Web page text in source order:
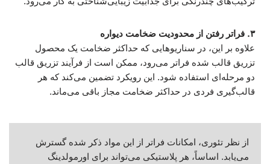
۳. فراتر رفتن از محدودیت ضخامت دیواره
علاوه بر این، در سناریوهایی که حداکثر ضخامت یک محصول
تزریق قالب شده فراتر می‌رود، ممکن است از فرآیند تزریق قالب
دو مرحله‌ای استفاده شود. این رویکرد تضمین می‌کند که هر
قالب‌گیری فردی در حداکثر ضخامت مجاز باقی می‌ماند.
از نظر تئوری، امکانات فراتر از این مواد ذکر شده گسترش
می‌یابد. اساساً، هر پلاستیکی می‌تواند برای اورمولدینگ